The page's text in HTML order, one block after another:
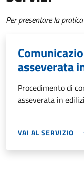
Per presentare la
asseverata
Procedimento di
asseverata in
VAI AL SERVIZIO